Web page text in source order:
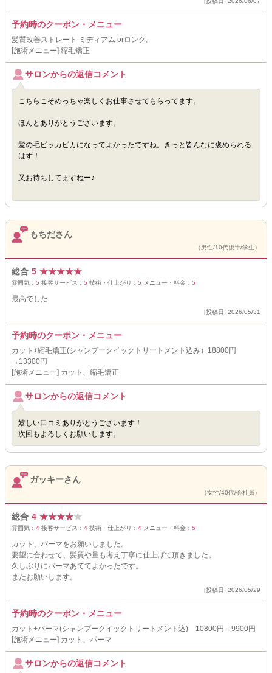
予約時のクーポン・メニュー
髪質改善ストレート ミディアム orロング。
[施術メニュー] 縮毛矯正
サロンからの返信コメント
こちらこそめっちゃ楽しくお仕事させてもらってます。
ほんとありがとうございます。
髪の毛ピッカピカになってよかったですね。きっと皆んなに褒められる
はず！
又お待ちしてますねー♪
もちださん
（男性/10代後半/学生）
総合 5 ★★★★★
雰囲気： 5 接客サービス： 5 技術・仕上がり： 5 メニュー・料金： 5
最高でした
[投稿日] 2026/05/31
予約時のクーポン・メニュー
カット+縮毛矯正(シャンプークイックトリートメント込み）18800円
→13300円
[施術メニュー] カット、縮毛矯正
サロンからの返信コメント
嬉しい口コミありがとうございます！
次回もよろしくお願いします。
ガッキーさん
（女性/40代/会社員）
総合 4 ★★★★★
雰囲気： 4 接客サービス： 4 技術・仕上がり： 4 メニュー・料金： 5
カット、パーマをお願いしました。
要望に合わせて、髪質や量も考え丁寧に仕上げて頂きました。
久しぶりにパーマあててよかったです。
またお願いします。
[投稿日] 2026/05/29
予約時のクーポン・メニュー
カット+パーマ(シャンプークイックトリートメント込) 10800円→9900円
[施術メニュー] カット、パーマ
サロンからの返信コメント